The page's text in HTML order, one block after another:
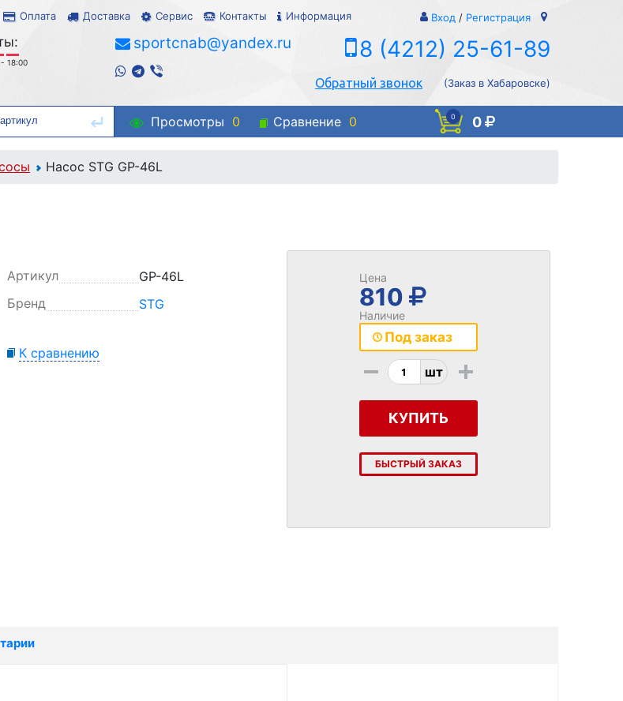
Оплата Доставка Сервис Контакты Информация Вход / Регистрация
18:00
sportcnab@yandex.ru 8 (4212) 25-61-89
Обратный звонок (Заказ в Хабаровске)
Просмотры 0 Сравнение 0 0 0
Насос STG GP-46L
Артикул
GP-46L
Бренд
STG
К сравнению
Цена
810
Наличие
Под заказ
- шт +
КУПИТЬ
БЫСТРЫЙ ЗАКАЗ